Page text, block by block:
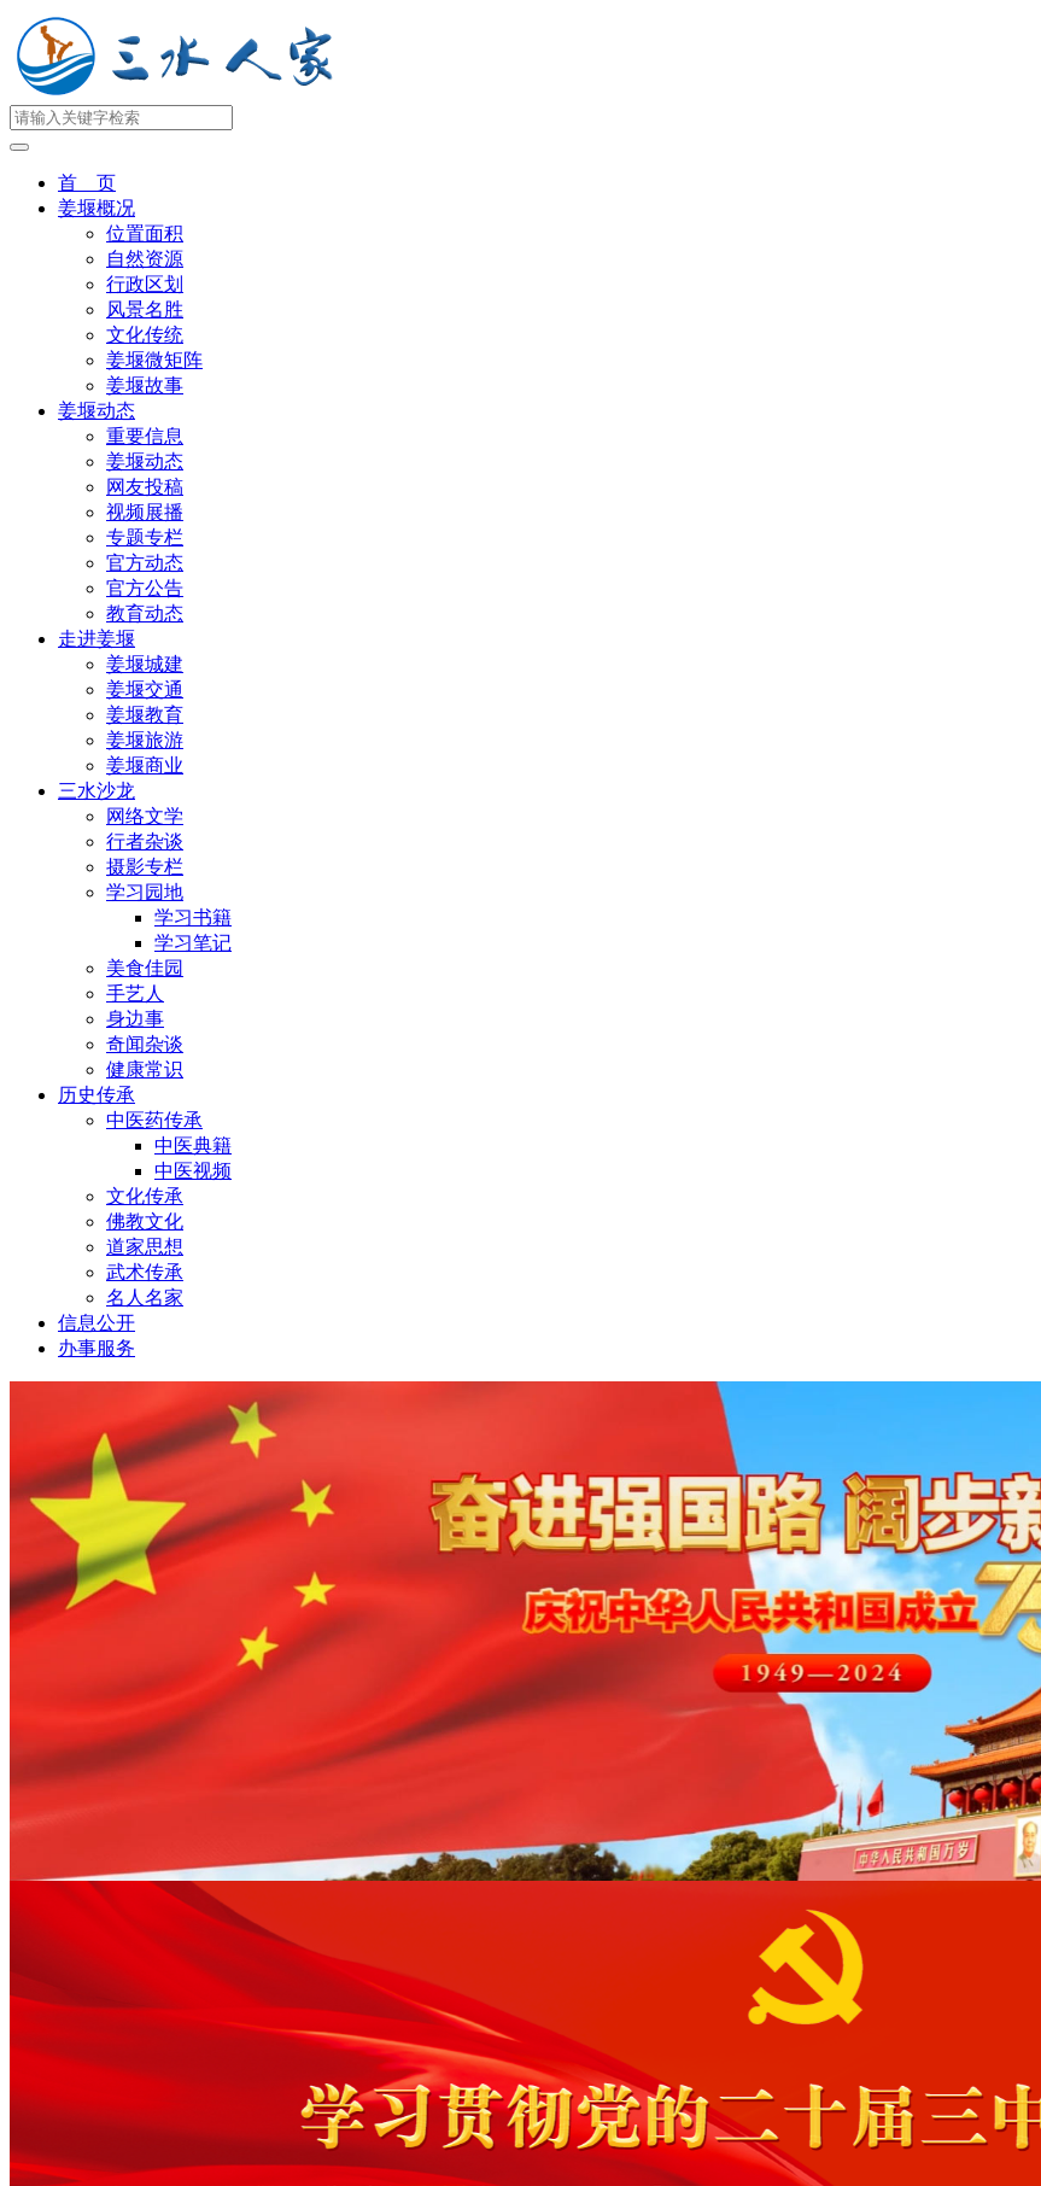
首 页
姜堰概况
位置面积
自然资源
行政区划
风景名胜
文化传统
姜堰微矩阵
姜堰故事
姜堰动态
重要信息
姜堰动态
网友投稿
视频展播
专题专栏
官方动态
官方公告
教育动态
走进姜堰
姜堰城建
姜堰交通
姜堰教育
姜堰旅游
姜堰商业
三水沙龙
网络文学
行者杂谈
摄影专栏
学习园地
学习书籍
学习笔记
美食佳园
手艺人
身边事
奇闻杂谈
健康常识
历史传承
中医药传承
中医典籍
中医视频
文化传承
佛教文化
道家思想
武术传承
名人名家
信息公开
办事服务